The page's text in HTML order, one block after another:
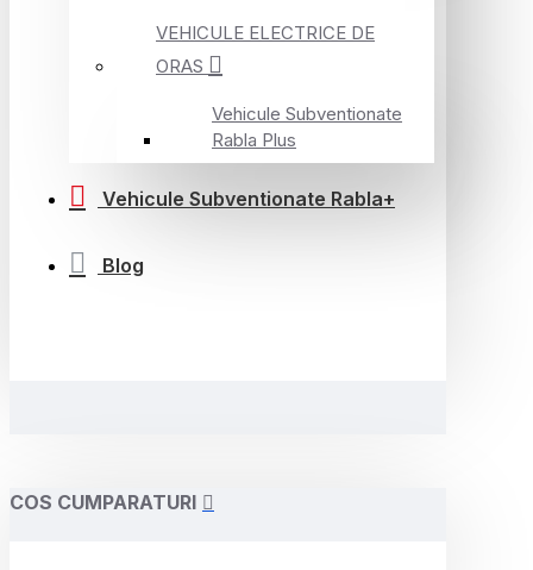
VEHICULE ELECTRICE DE
ORAS
Vehicule Subventionate
Rabla Plus
Vehicule Subventionate Rabla+
Blog
COS CUMPARATURI